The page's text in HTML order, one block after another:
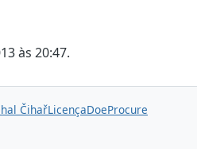
às 20:47.
ČihařLicençaDoeProcure